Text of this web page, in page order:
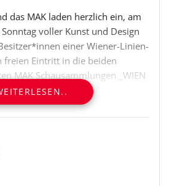
das MAK laden herzlich ein, am
voller Kunst und Design
einer Wiener-Linien-
freien Eintritt in die beiden
MAK Schausammlungen _WIEN
und _TEXTILIEN UND
aktuellen MAK Ausstellungen!
eine spektakuläre Bühne.
den Sammlungsleiter*innen des